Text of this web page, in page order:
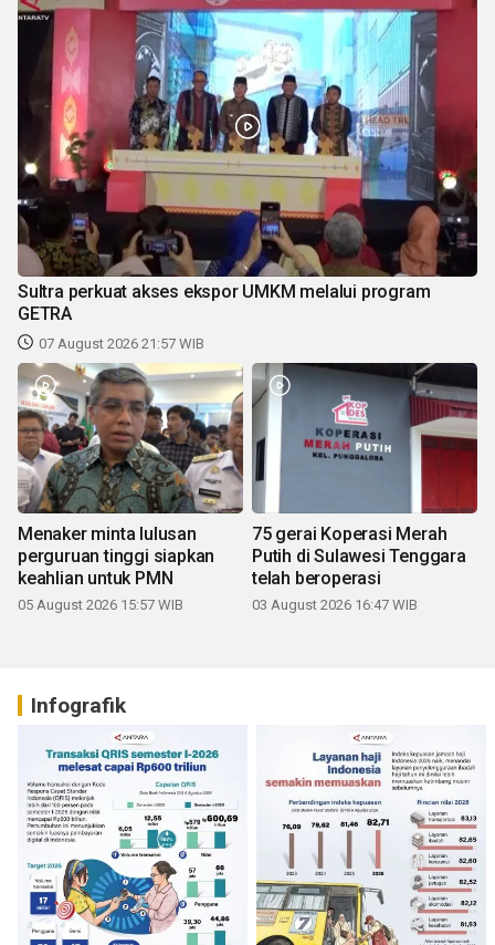
Sultra perkuat akses ekspor UMKM melalui program
GETRA
07 August 2026 21:57 WIB
Menaker minta lulusan
perguruan tinggi siapkan
keahlian untuk PMN
05 August 2026 15:57 WIB
75 gerai Koperasi Merah
Putih di Sulawesi Tenggara
telah beroperasi
03 August 2026 16:47 WIB
Infografik